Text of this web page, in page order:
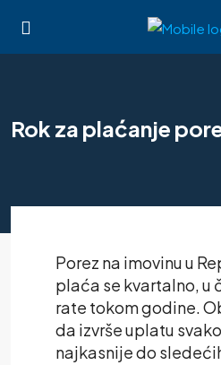
Rok za plaćanje
Porez na imovinu u
plaća se kvartalno, u
rate tokom godine.
da izvrše uplatu
najkasnije do